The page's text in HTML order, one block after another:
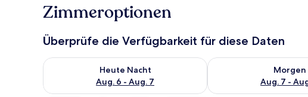
Zimmeroptionen
Überprüfe die Verfügbarkeit für diese Daten
Heute Nacht
Aug. 6 - Aug. 7
Überprüfe die Verfügbarkeit für heute Nacht, Aug. 6 - Aug. 7.
Morgen
Aug. 7 -
Überprüfe die